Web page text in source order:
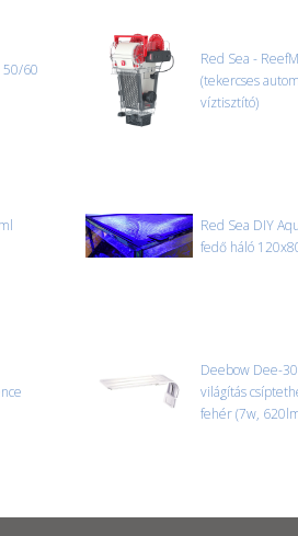
50/60
Red Sea -
(tekercses
víztisztító)
Red Sea DIY
fedő háló
Deebow Dee-
világítás
fehér (7w,